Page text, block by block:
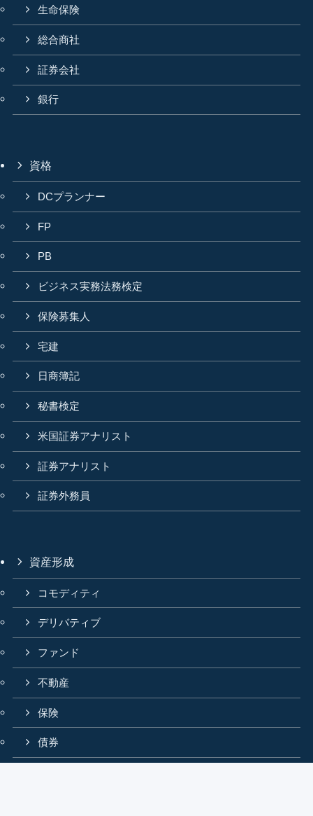
生命保険
総合商社
証券会社
銀行
資格
DCプランナー
FP
PB
ビジネス実務法務検定
保険募集人
宅建
日商簿記
秘書検定
米国証券アナリスト
証券アナリスト
証券外務員
資産形成
コモディティ
デリバティブ
ファンド
不動産
保険
債券